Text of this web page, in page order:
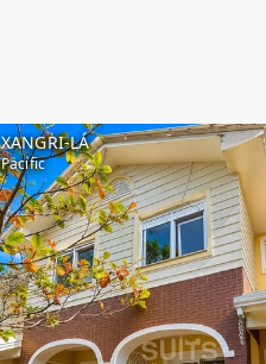
XANGRI-LÁ
Pacific